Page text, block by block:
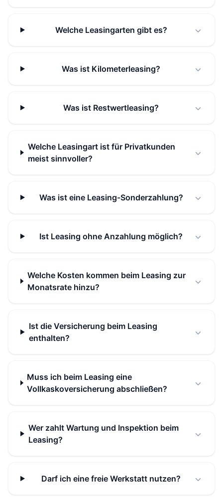
Welche Leasingarten gibt es?
Was ist Kilometerleasing?
Was ist Restwertleasing?
Welche Leasingart ist für Privatkunden
meist sinnvoller?
Was ist eine Leasing-Sonderzahlung?
Ist Leasing ohne Anzahlung möglich?
Welche Kosten kommen beim Leasing zur
Monatsrate hinzu?
Ist die Versicherung beim Leasing
enthalten?
Muss ich beim Leasing eine
Vollkaskoversicherung abschließen?
Wer zahlt Wartung und Inspektion beim
Leasing?
Darf ich eine freie Werkstatt nutzen?